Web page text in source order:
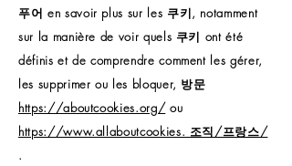
푸어 en savoir plus sur les 쿠키, notamment
sur la manière de voir quels 쿠키 ont été
définis et de comprendre comment les gérer,
les supprimer ou les bloquer, 방문
https://aboutcookies.org/ou
https://www.allaboutcookies. 조직/프랑스/
.